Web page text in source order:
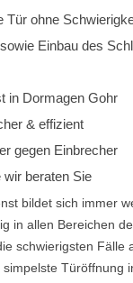
Tür ohne
Einbau des
in Dormagen Gohr
& effizient
gegen Einbrecher
beraten Sie
bildet sich immer
in allen Bereichen
schwierigsten Fälle
Türöffnung